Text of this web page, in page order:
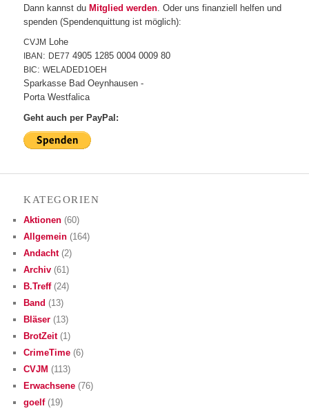
Dann kannst duMit­glied wer­den . Oder uns finan­zi­ell hel­fen und
spen­den (Spen­den­quit­tung ist möglich):
CVJM Lohe
IBAN : DE77 4905 1285 0004 0009 80
BIC:WELADED1OEH
Spar­kas­se Bad Oeynhausen -
Por­ta Westfalica
Geht auch per PayPal:
KATE­GO­RIEN
Aktionen (60)
Allgemein (164)
Andacht(2)
Archiv (61)
B.Treff(24)
Band (13)
Bläser (13)
BrotZeit(1)
CrimeTime (6)
CVJM (113)
Erwachsene (76)
goelf(19)